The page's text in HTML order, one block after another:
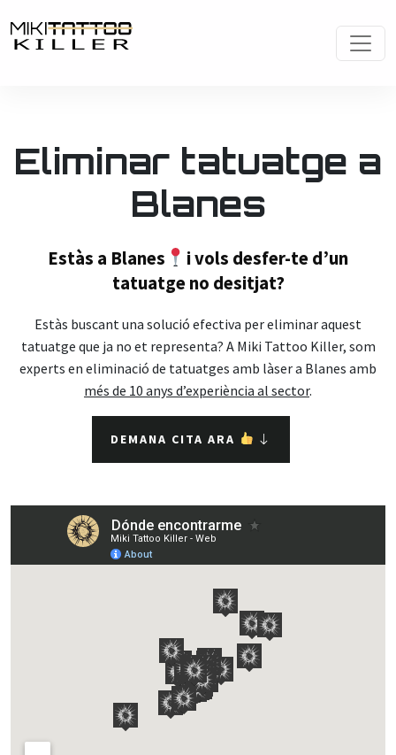
Eliminar tatuatge a
Blanes
Estàs a Blanes
i vols desfer-te d’un
tatuatge no desitjat?
Estàs buscant una solució efectiva per eliminar aquest
tatuatge que ja no et representa? A Miki Tattoo Killer, som
experts en eliminació de tatuatges amb làser a Blanes amb
més de 10 anys d’experiència al sector.
DEMANA CITA ARA